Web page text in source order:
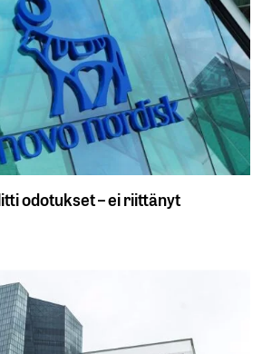
odotukset – ei riittänyt